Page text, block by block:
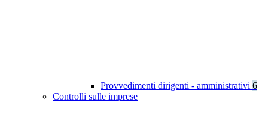
Provvedimenti dirigenti - amministrativi 6
Controlli sulle imprese